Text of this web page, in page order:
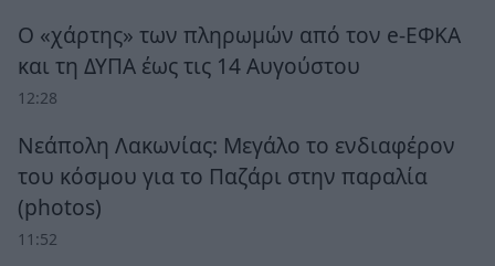
Ο «χάρτης» των πληρωμών από τον e-ΕΦΚΑ
και τη ΔΥΠΑ έως τις 14 Αυγούστου
12:28
Νεάπολη Λακωνίας: Μεγάλο το ενδιαφέρον
του κόσμου για το Παζάρι στην παραλία
(photos)
11:52